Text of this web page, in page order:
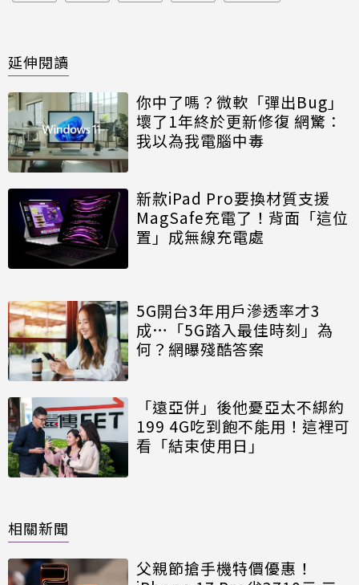
延伸閱讀
你中了嗎？微軟「彈出Bug」
壞了1年終於更新修復 網驚：
我以為我電腦中毒
新款iPad Pro要換材質支援
MagSafe充電了！背面「這位
置」成無線充電處
5G開台3年用戶滲透率才3
成…「5G踏入最佳時刻」為
何？網曝殘酷答案
「遠亞併」後他憂亞太不綁約
199 4G吃到飽不能用！這裡可
看「結束使用日」
相關新聞
父親節搶手機特價優惠！